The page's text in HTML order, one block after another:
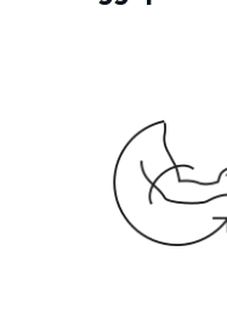
SOFTWARE ROBOCUT
MANUTENZIONE
SOSTENIBILITÀ DI ROBOCUT
SOLUZIONI IIOT
SOLUZIONI PER FABBRICHE